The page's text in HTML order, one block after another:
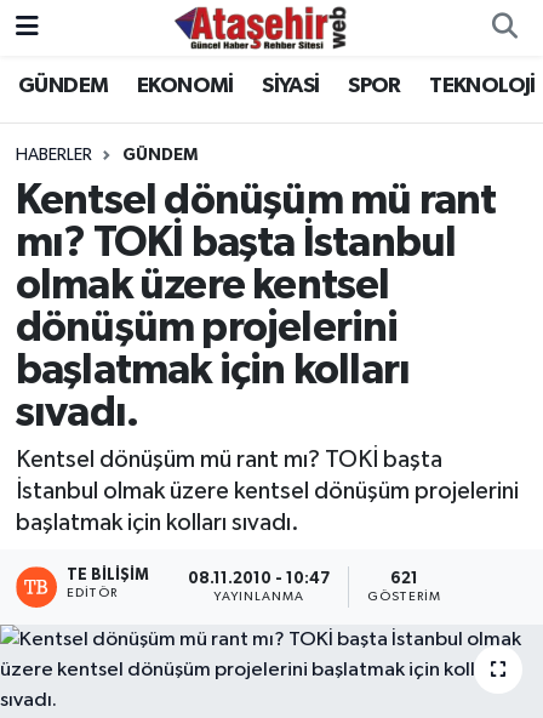
GÜNDEM EKONOMİ SİYASİ SPOR TEKNOLOJİ
HABERLER GÜNDEM
Kentsel dönüşüm mü rant
mı? TOKİ başta İstanbul
olmak üzere kentsel
dönüşüm projelerini
başlatmak için kolları
sıvadı.
Kentsel dönüşüm mü rant mı? TOKİ başta
İstanbul olmak üzere kentsel dönüşüm projelerini
başlatmak için kolları sıvadı.
TE BILIŞIM
EDITÖR
08.11.2010 - 10:47
YAYINLANMA
621
GÖSTERIM
Hava Durumu
Trafik Durumu
Süper Lig Puan Durumu ve Fikstür
Tüm Manşetler
Son Dakika Haberleri
Haber Arşivi